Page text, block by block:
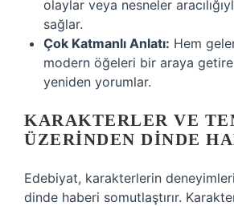
olaylar veya nesneler
sağlar.
Çok Katmanlı Anlatı: Hem
modern öğeleri bir araya
yeniden yorumlar.
KARAKTERLER VE
ÜZERINDEN DINDE
Edebiyat, karakterlerin deneyimleri
dinde haberi somutlaştırır.